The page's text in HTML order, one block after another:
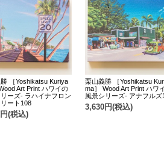
［Yoshikatsu Kuriya
Art Print ハワイの
リーズ- ラハイナフロン
リート108
(税込)
栗山義勝 ［Yoshikatsu
ma］ Wood Art Print ハワ
風景シリーズ- アナフルズ
3,630円(税込)